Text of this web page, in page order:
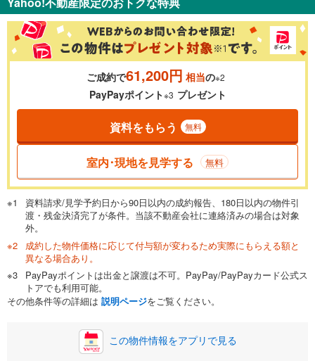
金利 ％
0.01%
一般的には最長35年まで借り入れ可能です。多くの金融機関
が完済時の年齢は80歳までを条件としています。
閉じる
頭金 万円
0万円 4,080万円
自己資金から住宅購入にかけられる金額を入力してくださ
い。一般的には物件価格の2割までが目安です。
閉じる
ボーナス
万円
0円
ご成約で61,200円 相当の※2
PayPayポイント※3 プレゼント
資料をもらう 無料
室内･現地を見学する 無料
資料請求/見学予約日から90日以内の成約報告、180日以内の物件引
渡・残金決済完了が条件。当該不動産会社に連絡済みの場合は対象
外。
成約した物件価格に応じて付与額が変わるため実際にもらえる額と
異なる場合あり。
PayPayポイントは出金と譲渡は不可。PayPay/PayPayカード公式ス
トアでも利用可能。
その他条件等の詳細は 説明ページをご覧ください。
この物件情報をアプリで見る